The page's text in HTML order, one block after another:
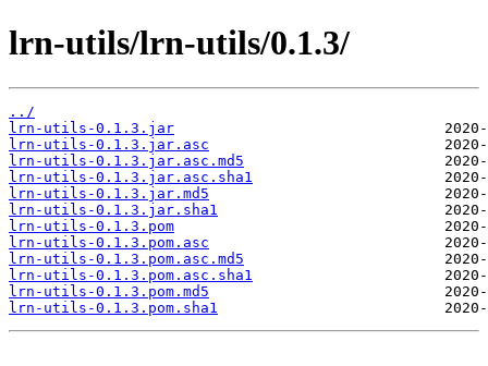
lrn-utils/lrn-utils/0.1.3/
../
lrn-utils-0.1.3.jar
lrn-utils-0.1.3.jar.asc
lrn-utils-0.1.3.jar.asc.md5
lrn-utils-0.1.3.jar.asc.sha1
lrn-utils-0.1.3.jar.md5
lrn-utils-0.1.3.jar.sha1
lrn-utils-0.1.3.pom
lrn-utils-0.1.3.pom.asc
lrn-utils-0.1.3.pom.asc.md5
lrn-utils-0.1.3.pom.asc.sha1
lrn-utils-0.1.3.pom.md5
lrn-utils-0.1.3.pom.sha1